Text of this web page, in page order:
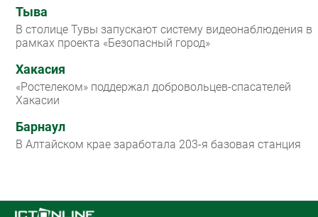
Тыва
В столице Тувы запускают систему видеонаблюдения в
рамках проекта «Безопасный город»
Хакасия
«Ростелеком» поддержал добровольцев-спасателей
Хакасии
Барнаул
В Алтайском крае заработала 203-я базовая станция